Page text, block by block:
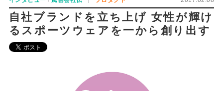
自社ブランドを立ち上げ 女性が輝け
るスポーツウェアを一から創り出す